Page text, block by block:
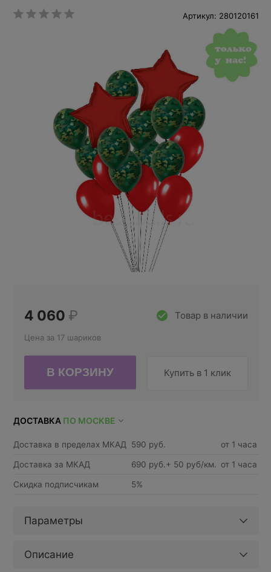
Артикул: 280120161
Товар в наличии
4 060 ₽
Цена за 17 шариков
Купить в 1 клик
ДОСТАВКА ПО МОСКВЕ
Доставка в пределах МКАД 590 руб. от 1 часа
Доставка за МКАД 690 руб.+ 50 руб/км. от 1 часа
Скидка подписчикам 5%
Параметры
Описание